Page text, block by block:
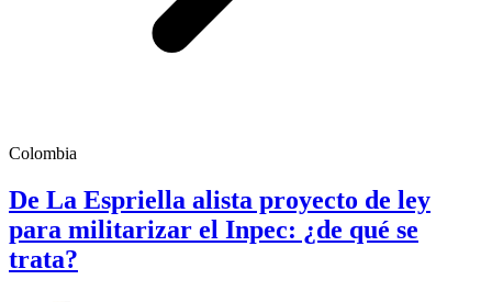
Colombia
De La Espriella alista proyecto de ley
para militarizar el Inpec: ¿de qué se
trata?